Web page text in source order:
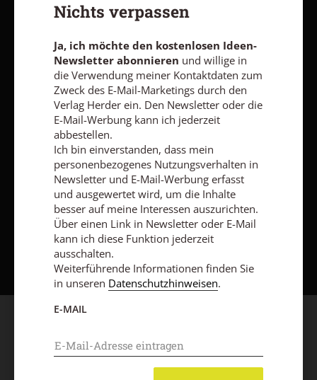
Impressum
Vertrag widerrufen Abo online kündigen
Nach oben
Nichts verpassen
Ja, ich möchte den kostenlosen Ideen-
Newsletter abonnieren und willige in
die Verwendung meiner Kontaktdaten zum
Zweck des E-Mail-Marketings durch den
Verlag Herder ein. Den Newsletter oder die
E-Mail-Werbung kann ich jederzeit
abbestellen.
Ich bin einverstanden, dass mein
personenbezogenes Nutzungsverhalten in
Newsletter und E-Mail-Werbung erfasst
und ausgewertet wird, um die Inhalte
besser auf meine Interessen auszurichten.
Über einen Link in Newsletter oder E-Mail
kann ich diese Funktion jederzeit
ausschalten.
Weiterführende Informationen finden Sie
in unseren Datenschutzhinweisen.
E-MAIL